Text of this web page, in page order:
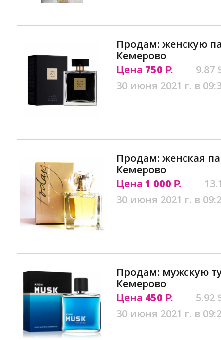
Продам: женскую
Кемерово
Цена 750 Р.
9.87
30 июня 2021 г. в
Продам: женская
Кемерово
Цена 1 000 Р.
30 июня 2021 г. в
Продам: мужскую
Кемерово
Цена 450 Р.
5.92
30 июня 2021 г. в